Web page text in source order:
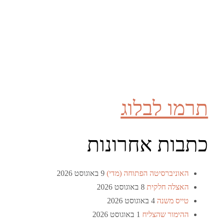
תרמו לבלוג
כתבות אחרונות
האוניברסיטה הפתוחה (מדי) 9 באוגוסט 2026
האצלה חלקית 8 באוגוסט 2026
טייס משנה 4 באוגוסט 2026
ההימור שהצליח 1 באוגוסט 2026